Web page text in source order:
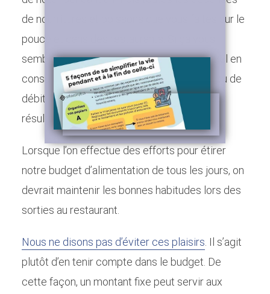
de nourritures et boissons que vous faites sur le
pouce et dans des restaurants. Si ça vous
semble trop compliqué, faites le bilan partiel en
consultant vos relevés de carte de crédit ou de
débit. Vous serez probablement étonné des
résultats. Surtout, soyez honnête.
Lorsque l’on effectue des efforts pour étirer
notre budget d’alimentation de tous les jours, on
devrait maintenir les bonnes habitudes lors des
sorties au restaurant.
Nous ne disons pas d’éviter ces plaisirs . Il s’agit
plutôt d’en tenir compte dans le budget. De
cette façon, un montant fixe peut servir aux